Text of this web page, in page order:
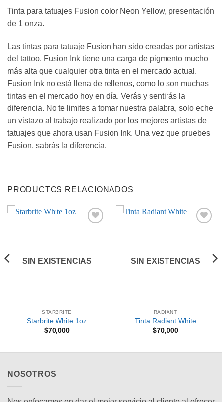
Tinta para tatuajes Fusion color Neon Yellow, presentación
de 1 onza.
Las tintas para tatuaje Fusion han sido creadas por artistas
del tattoo. Fusion Ink tiene una carga de pigmento mucho
más alta que cualquier otra tinta en el mercado actual.
Fusion Ink no está llena de rellenos, como lo son muchas
tintas en el mercado hoy en día. Verás y sentirás la
diferencia. No te limites a tomar nuestra palabra, solo eche
un vistazo al trabajo realizado por los mejores artistas de
tatuajes que ahora usan Fusion Ink. Una vez que pruebes
Fusion, sabrás la diferencia.
PRODUCTOS RELACIONADOS
SIN EXISTENCIAS
STARBRITE
Starbrite White 1oz
$70,000
SIN EXISTENCIAS
RADIANT
Tinta Radiant White
$70,000
NOSOTROS